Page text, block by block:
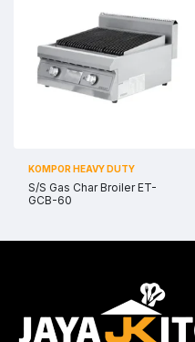
KOMPOR HEAVY DUTY
S/S Gas Char Broiler ET-
GCB-60